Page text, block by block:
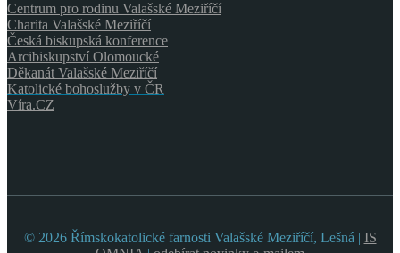
Centrum pro rodinu Valašské Meziříčí
Charita Valašské Meziříčí
Česká biskupská konference
Arcibiskupství Olomoucké
Děkanát Valašské Meziříčí
Katolické bohoslužby v ČR
Víra.CZ
© 2026 Římskokatolické farnosti Valašské Meziříčí, Lešná | IS